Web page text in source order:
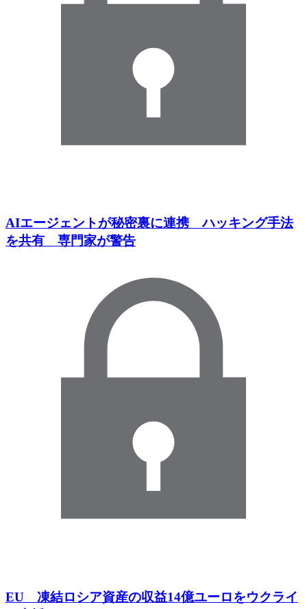
AIエージェントが秘密裏に連携 ハッキング手法
を共有 専門家が警告
EU 凍結ロシア資産の収益14億ユーロをウクライ